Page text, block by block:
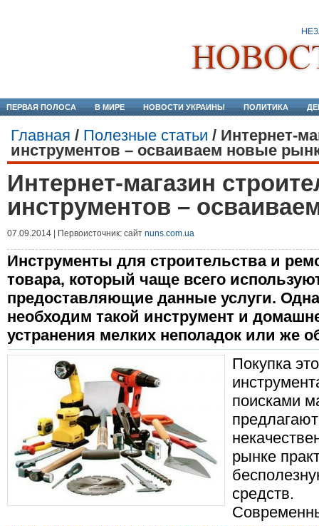
ПЕРВАЯ ПОЛОСА В МИРЕ НОВОСТИ УКРАИНЫ ПОЛИТИКА
Главная / Полезные статьи / Интернет-
инструментов – осваиваем новые
Интернет-магазин
инструментов –
07.09.2014 | Первоисточник: сайт nuns.com.ua
Инструменты для строительства и
товара, который чаще всего
предоставляющие данные услуги.
необходим такой инструмент и
устранения мелких неполадок или же
Покупка
поисками
рынке
средств.